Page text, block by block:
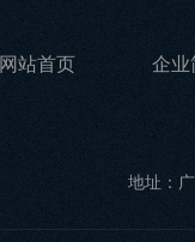
网站首页 企业
地址：